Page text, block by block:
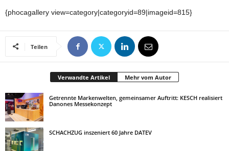
{phocagallery view=category|categoryid=89|imageid=815}
Teilen
Verwandte Artikel Mehr vom Autor
Getrennte Markenwelten, gemeinsamer Auftritt: KESCH realisiert
Danones Messekonzept
SCHACHZUG inszeniert 60 Jahre DATEV